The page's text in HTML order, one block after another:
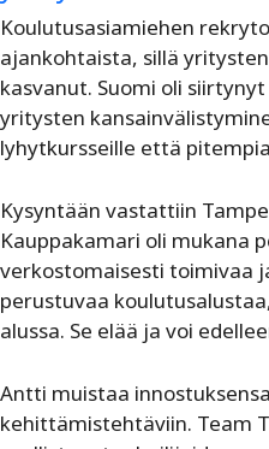
Koulutusasiamiehen
ajankohtaista, sillä
kasvanut. Suomi oli
yritysten
lyhytkursseille että
Kysyntään vastattiin
Kauppakamari oli mukana
verkostomaisesti toimivaa
perustuvaa
alussa. Se elää ja voi
Antti muistaa
kehittämistehtäviin. Team